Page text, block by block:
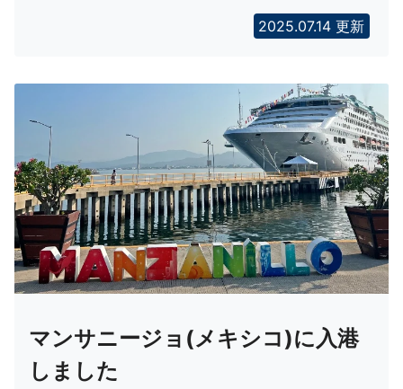
2025.07.14 更新
マンサニージョ(メキシコ)に入港
しました